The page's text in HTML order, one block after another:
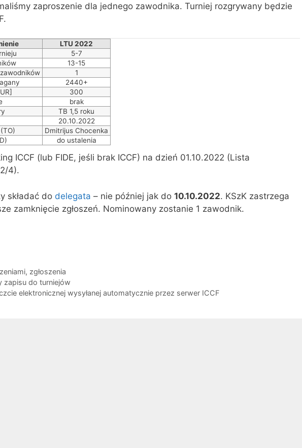
zaproszenie dla jednego zawodnika. Turniej rozgrywany będzie
LTU 2022
5-7
13-15
1
2440+
300
brak
TB 1,5 roku
20.10.2022
Dmitrijus Chocenka
do ustalenia
ICCF (lub FIDE, jeśli brak ICCF) na dzień 01.10.2022 (Lista
4).
składać do delegata – nie później jak do 10.10.2022. KSzK zastrzega
zamknięcie zgłoszeń. Nominowany zostanie 1 zawodnik.
, zgłoszenia
zapisu do turniejów
elektronicznej wysyłanej automatycznie przez serwer ICCF